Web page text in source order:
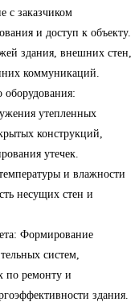
с заказчиком
и доступ к объекту.
здания, внешних стен,
коммуникаций.
оборудования:
утепленных
конструкций,
утечек.
и влажности
несущих стен и
Формирование
систем,
по ремонту и
здания.